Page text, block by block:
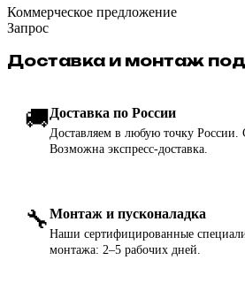
Коммерческое предложение
Запрос
Доставка и монтаж
🚚Доставка по России
Доставляем в любую точку России.
Возможна экспресс-доставка.
🔧Монтаж и пусконаладка
Наши сертифицированные
монтажа: 2–5 рабочих дней.